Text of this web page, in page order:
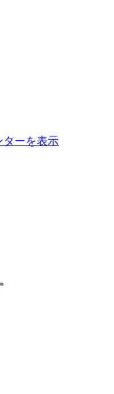
ターを表示